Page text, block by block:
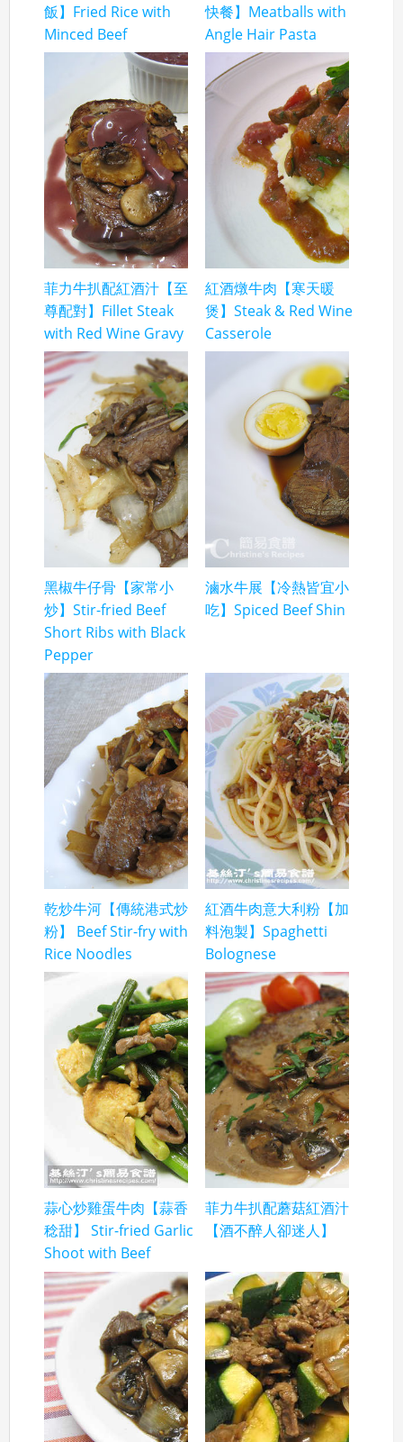
飯】Fried Rice with
Minced Beef
快餐】Meatballs with
Angle Hair Pasta
菲力牛扒配紅酒汁【至
尊配對】Fillet Steak
with Red Wine Gravy
紅酒燉牛肉【寒天暖
煲】Steak & Red Wine
Casserole
黑椒牛仔骨【家常小
炒】Stir-fried Beef
Short Ribs with Black
Pepper
滷水牛展【冷熱皆宜小
吃】Spiced Beef Shin
乾炒牛河【傳統港式炒
粉】 Beef Stir-fry with
Rice Noodles
紅酒牛肉意大利粉【加
料泡製】Spaghetti
Bolognese
蒜心炒雞蛋牛肉【蒜香
稔甜】 Stir-fried Garlic
Shoot with Beef
菲力牛扒配蘑菇紅酒汁
【酒不醉人卻迷人】